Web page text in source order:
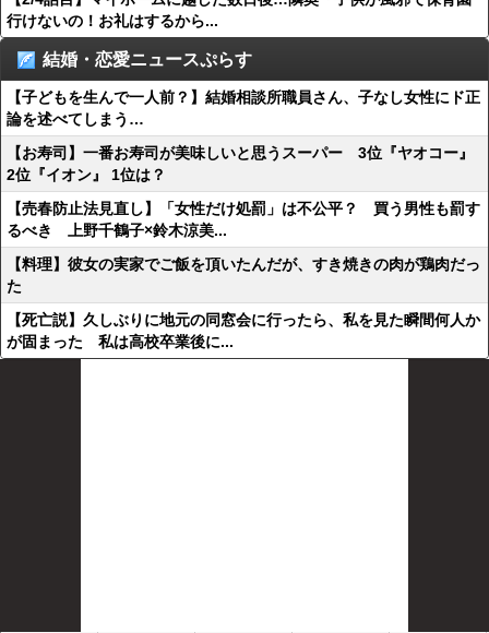
行けないの！お礼はするから...
結婚・恋愛ニュースぷらす
【子どもを生んで一人前？】結婚相談所職員さん、子なし女性にド正
論を述べてしまう…
【お寿司】一番お寿司が美味しいと思うスーパー 3位『ヤオコー』
2位『イオン』 1位は？
【売春防止法見直し】「女性だけ処罰」は不公平？ 買う男性も罰す
るべき 上野千鶴子×鈴木涼美...
【料理】彼女の実家でご飯を頂いたんだが、すき焼きの肉が鶏肉だっ
た
【死亡説】久しぶりに地元の同窓会に行ったら、私を見た瞬間何人か
が固まった 私は高校卒業後に...